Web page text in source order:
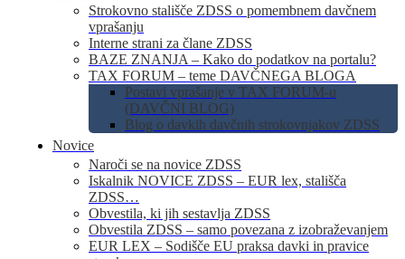
Strokovno stališče ZDSS o pomembnem davčnem
vprašanju
Interne strani za člane ZDSS
BAZE ZNANJA – Kako do podatkov na portalu?
TAX FORUM – teme DAVČNEGA BLOGA
Postavi vprašanje v TAX FORUM-u
(DAVČNI BLOG)
Blog o davkih davčnih strokovnjakov ZDSS
Novice
Naroči se na novice ZDSS
Iskalnik NOVICE ZDSS – EUR lex, stališča
ZDSS…
Obvestila, ki jih sestavlja ZDSS
Obvestila ZDSS – samo povezana z izobraževanjem
EUR LEX – Sodišče EU praksa davki in pravice